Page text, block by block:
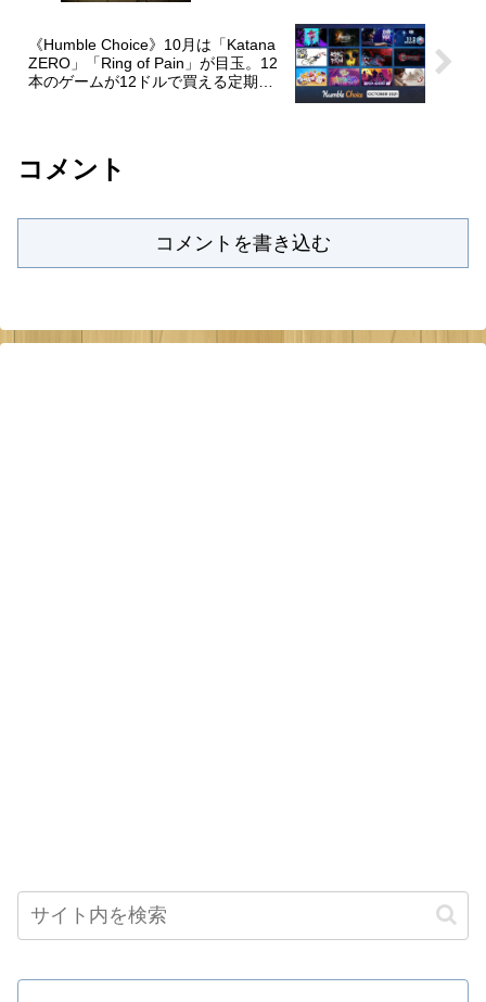
《Humble Choice》10月は「Katana
ZERO」「Ring of Pain」が目玉。12
本のゲームが12ドルで買える定期購
コメント
コメントを書き込む